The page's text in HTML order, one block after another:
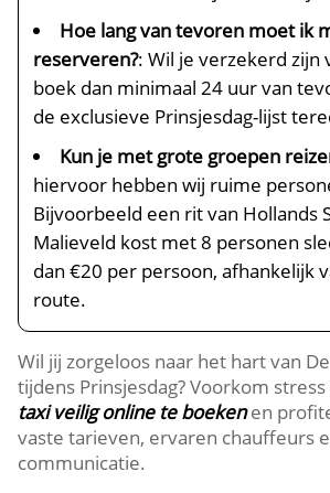
Hoe lang van tevoren moet ik
reserveren?: Wil je verzekerd zijn
boek dan minimaal 24 uur van
de exclusieve Prinsjesdag-lijst
Kun je met grote groepen
hiervoor hebben wij ruime
Bijvoorbeeld een rit van Hollands
Malieveld kost met 8 personen
dan €20 per persoon, afhankelijk
route.
Wil jij zorgeloos naar het hart van
tijdens Prinsjesdag? Voorkom
taxi veilig online te boekenen
vaste tarieven, ervaren chauffeurs
communicatie.